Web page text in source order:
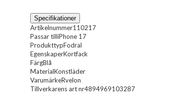
Specifikationer
Artikelnummer110217
Passar tilliPhone 17
ProdukttypFodral
EgenskaperKortfack
FärgBlå
MaterialKonstläder
VarumärkeRvelon
Tillverkarens art nr4894969103287